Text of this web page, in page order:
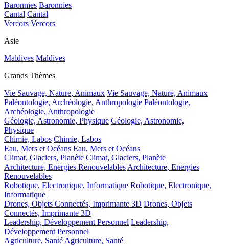
Baronnies Baronnies
Cantal Cantal
Vercors Vercors
Asie
Maldives Maldives
Grands Thèmes
Vie Sauvage, Nature, Animaux Vie Sauvage, Nature, Animaux
Paléontologie, Archéologie, Anthropologie Paléontologie,
Archéologie, Anthropologie
Géologie, Astronomie, Physique Géologie, Astronomie,
Physique
Chimie, Labos Chimie, Labos
Eau, Mers et Océans Eau, Mers et Océans
Climat, Glaciers, Planète Climat, Glaciers, Planète
Architecture, Energies RenouvelablesArchitecture, Energies
Renouvelables
Robotique, Electronique, Informatique Robotique, Electronique,
Informatique
Drones, Objets Connectés, Imprimante 3D Drones, Objets
Connectés, Imprimante 3D
Leadership, Développement Personnel Leadership,
Développement Personnel
Agriculture, SantéAgriculture, Santé